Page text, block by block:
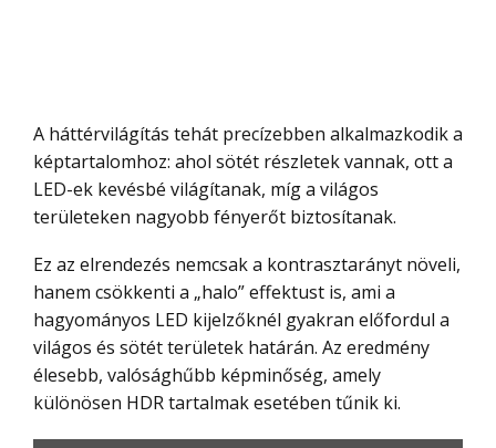
A háttérvilágítás tehát precízebben alkalmazkodik a
képtartalomhoz: ahol sötét részletek vannak, ott a
LED-ek kevésbé világítanak, míg a világos
területeken nagyobb fényerőt biztosítanak.
Ez az elrendezés nemcsak a kontrasztarányt növeli,
hanem csökkenti a „halo” effektust is, ami a
hagyományos LED kijelzőknél gyakran előfordul a
világos és sötét területek határán. Az eredmény
élesebb, valósághűbb képminőség, amely
különösen HDR tartalmak esetében tűnik ki.